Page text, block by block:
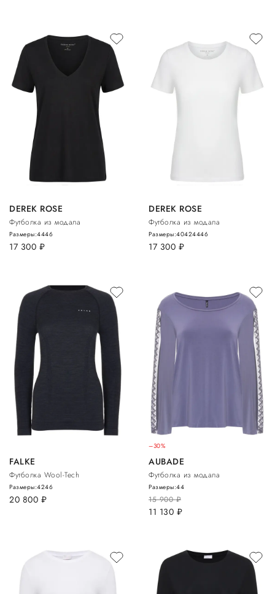
DEREK ROSE
Футболка из модала
17 300 руб.
Размеры:4446
DEREK ROSE
Футболка из модала
17 300 руб.
Размеры:40424446
FALKE
Футболка Wool-Tech
20 800 руб.
Размеры:4246
–30%
AUBADE
Футболка из модала
15 900руб.
11 130 руб.
Размеры:44